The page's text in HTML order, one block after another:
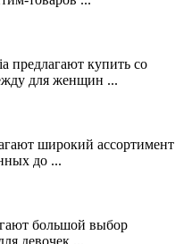
предлагают купить со
для женщин ...
широкий ассортимент
до ...
большой выбор